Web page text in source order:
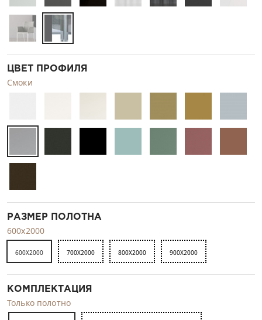
ЦВЕТ ПРОФИЛЯ
Смоки
РАЗМЕР ПОЛОТНА
600x2000
600X2000 700X2000 800X2000 900X2000
КОМПЛЕКТАЦИЯ
Только полотно